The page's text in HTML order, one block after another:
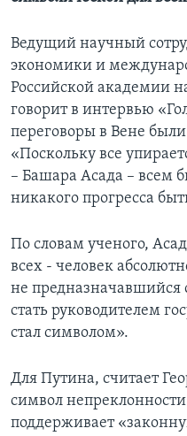
Ведущий научный
экономики и
Российской академии
говорит в интервью
переговоры в Вене
«Поскольку все
– Башара Асада – всем
никакого прогресса
По словам ученого,
всех - человек
не предназначавшийся
стать руководителем
стал символом».
Для Путина, считает
символ
поддерживает